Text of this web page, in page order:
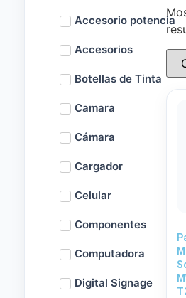
Accesorio potencia
Accesorios
Botellas de Tinta
Camara
Cámara
Cargador
Celular
Componentes
Computadora
Digital Signage